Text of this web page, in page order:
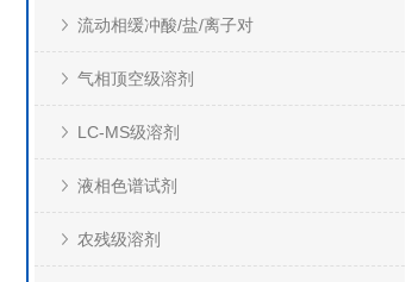
流动相缓冲酸/盐/离子对
气相顶空级溶剂
LC-MS级溶剂
液相色谱试剂
农残级溶剂